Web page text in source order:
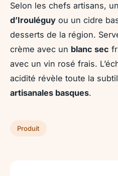
Selon les chefs artisans, un
d’Irouléguy ou un cidre
desserts de la région.
crème avec un blanc sec
avec un vin rosé frais.
acidité révèle toute la
artisanales basques.
Produit